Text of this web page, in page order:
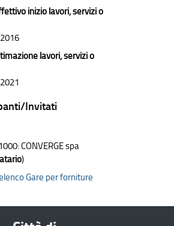
inizio lavori, servizi o
lavori, servizi o
Invitati
CONVERGE spa
)
Gare per forniture